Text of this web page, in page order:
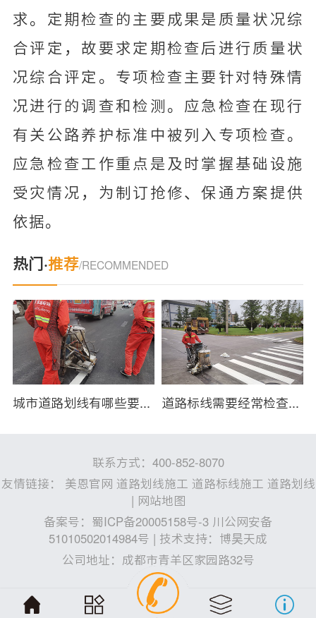
求。定期检查的主要成果是质量状况综
合评定，故要求定期检查后进行质量状
况综合评定。专项检查主要针对特殊情
况进行的调查和检测。应急检查在现行
有关公路养护标准中被列入专项检查。
应急检查工作重点是及时掌握基础设施
受灾情况，为制订抢修、保通方案提供
依据。
热门·推荐/RECOMMENDED
联系方式：400-852-8070
友情链接： 美恩官网 道路划线施工 道路标线施工 道路划线
网站地图
备案号： 蜀ICP备20005158号-3 川公网安备
51010502014984号 | 技术支持： 博昊天成
公司地址：成都市青羊区家园路32号